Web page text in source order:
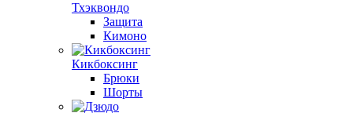
Тхэквондо
Защита
Кимоно
Кикбоксинг
Брюки
Шорты